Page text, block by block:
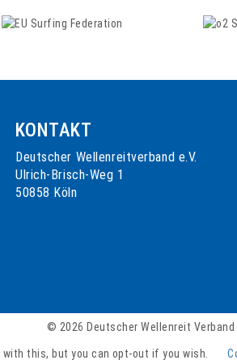
KONTAKT
Deutscher Wellenreitverband e.V.
Ulrich-Brisch-Weg 1
50858 Köln
© 2026 Deutscher Wellenreit Verband
this, but you can opt-out if you wish.